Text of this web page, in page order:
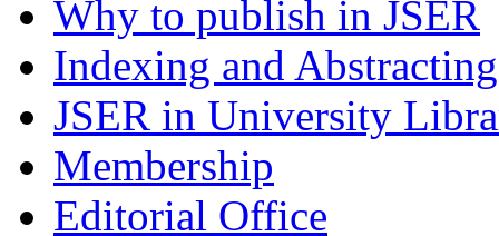
Why to publish in JSER
Indexing and Abstracting
JSER in University
Membership
Editorial Office